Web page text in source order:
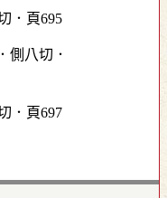
．頁695
．頁697